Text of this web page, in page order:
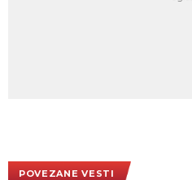
POVEZANE VESTI